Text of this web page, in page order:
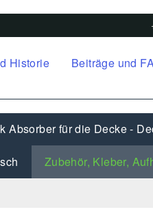
Historie
Beiträge und
Absorber für die Decke -
Zubehör, Kleber,